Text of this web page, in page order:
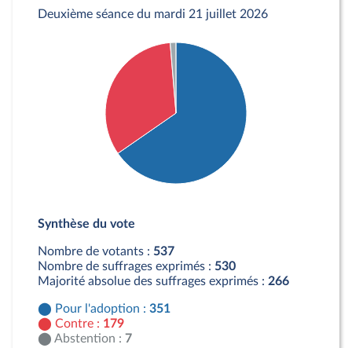
Deuxième séance du mardi 21 juillet 2026
Contre : 179 députés
Synthèse du vote
Nombre de votants : 537
Nombre de suffrages exprimés : 530
Majorité absolue des suffrages exprimés : 266
Pour l'adoption : 351
Contre : 179
Abstention : 7